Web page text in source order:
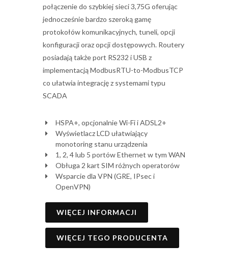
połączenie do szybkiej sieci 3,75G oferując
jednocześnie bardzo szeroką gamę
protokołów komunikacyjnych, tuneli, opcji
konfiguracji oraz opcji dostępowych. Routery
posiadają także port RS232 i USB z
implementacją ModbusRTU-to-ModbusTCP
co ułatwia integrację z systemami typu
SCADA
HSPA+, opcjonalnie Wi-Fi i ADSL2+
Wyświetlacz LCD ułatwiający
monotoring stanu urządzenia
1, 2, 4 lub 5 portów Ethernet w tym WAN
Obługa 2 kart SIM różnych operatorów
Wsparcie dla VPN (GRE, IPsec i
OpenVPN)
WIĘCEJ INFORMACJI
WIĘCEJ TEGO PRODUCENTA